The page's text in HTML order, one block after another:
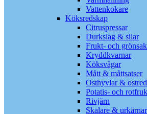
Vattenkokare
Köksredskap
Citruspressar
Durkslag & silar
Frukt- och
Kryddkvarnar
Köksvågar
Mått & måttsatser
Osthyvlar &
Potatis- och
Rivjärn
Skalare &